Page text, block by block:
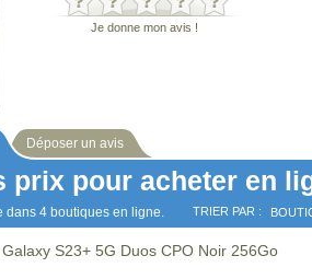
Je donne mon avis !
Déposer un avis
prix pour acheter en
dans 4 boutiques en ligne. TRIER PAR :
S23+ 5G Duos CPO Noir 256Go